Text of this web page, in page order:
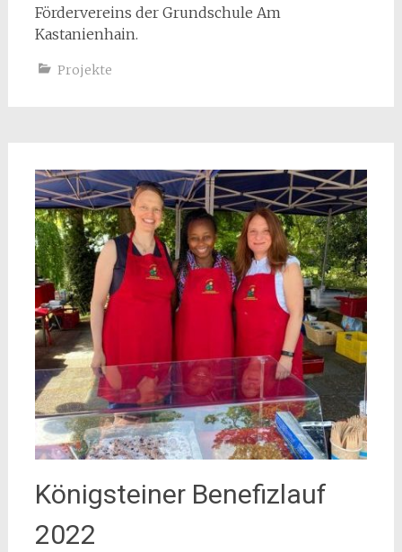
Fördervereins der Grundschule Am
Kastanienhain.
Projekte
Königsteiner Benefizlauf
2022